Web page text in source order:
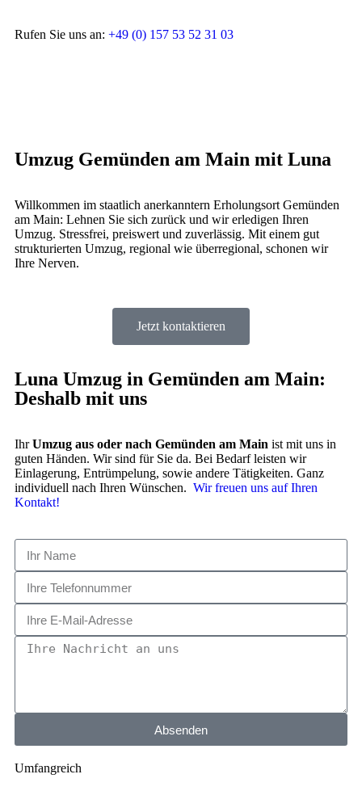
Rufen Sie uns an: +49 (0) 157 53 52 31 03
Umzug Gemünden am Main mit Luna
Willkommen im staatlich anerkanntern Erholungsort Gemünden
am Main: Lehnen Sie sich zurück und wir erledigen Ihren
Umzug. Stressfrei, preiswert und zuverlässig. Mit einem gut
strukturierten Umzug, regional wie überregional, schonen wir
Ihre Nerven.
Jetzt kontaktieren
Luna Umzug in Gemünden am Main:
Deshalb mit uns
IhrUmzug aus oder nach Gemünden am Main ist mit uns in
guten Händen. Wir sind für Sie da. Bei Bedarf leisten wir
Einlagerung, Entrümpelung, sowie andere Tätigkeiten. Ganz
individuell nach Ihren Wünschen. Wir freuen uns auf Ihren
Kontakt!
Absenden
Umfangreich